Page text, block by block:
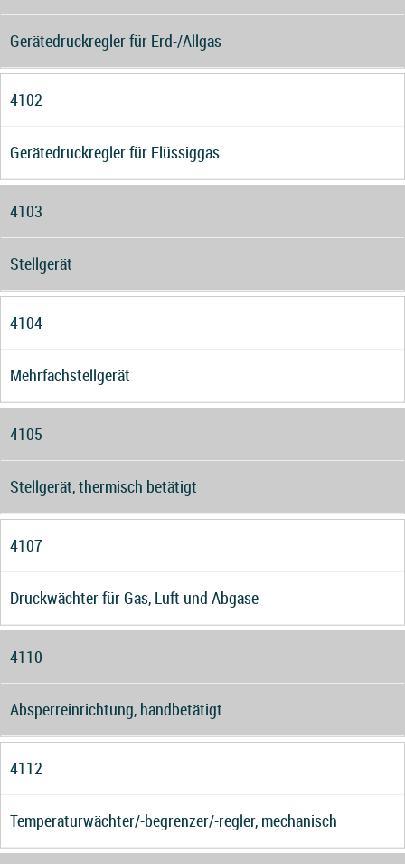
Gerätedruckregler für Erd-/Allgas
4102
Gerätedruckregler für Flüssiggas
4103
Stellgerät
4104
Mehrfachstellgerät
4105
Stellgerät, thermisch betätigt
4107
Druckwächter für Gas, Luft und Abgase
4110
Absperreinrichtung, handbetätigt
4112
Temperaturwächter/-begrenzer/-regler, mechanisch